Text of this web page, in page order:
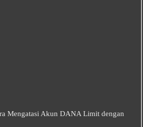
Mengatasi Akun DANA Limit dengan